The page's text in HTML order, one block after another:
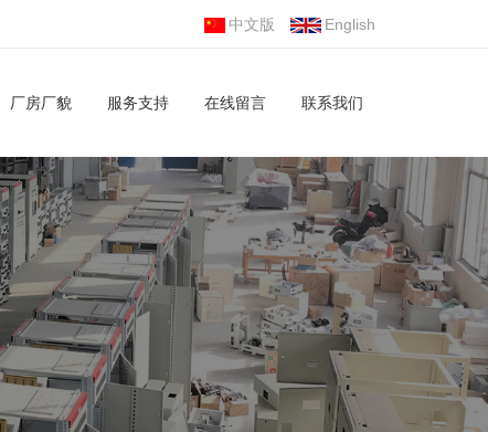
中文版 English
厂房厂貌 服务支持 在线留言 联系我们